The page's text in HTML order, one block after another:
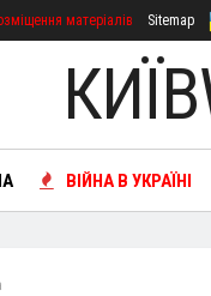
матеріалів Sitemap
ВІЙНА В УКРАЇНІ